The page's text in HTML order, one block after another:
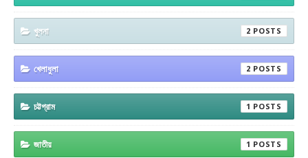
খুলনা 2
খেলাধুলা 2
চট্টগ্রাম 1
জাতীয় 1